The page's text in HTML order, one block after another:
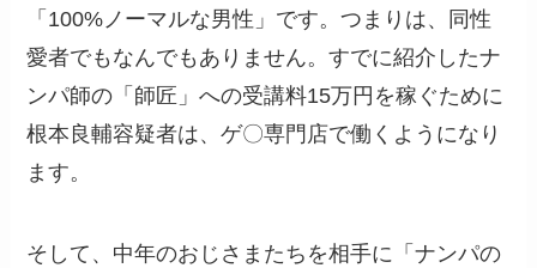
「100%ノーマルな男性」です。つまりは、同性
愛者でもなんでもありません。すでに紹介したナ
ンパ師の「師匠」への受講料15万円を稼ぐために
根本良輔容疑者は、ゲ〇専門店で働くようになり
ます。
そして、中年のおじさまたちを相手に「ナンパの